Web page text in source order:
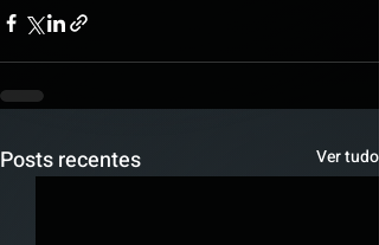
Posts recentes Ver tudo